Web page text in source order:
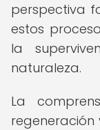
perspectiva
estos
la
naturaleza.
La